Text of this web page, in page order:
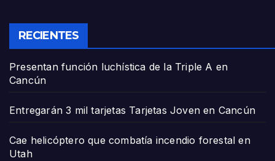
RECIENTES
Presentan función luchística de la Triple A en
Cancún
Entregarán 3 mil tarjetas Tarjetas Joven en Cancún
Cae helicóptero que combatía incendio forestal en
Utah